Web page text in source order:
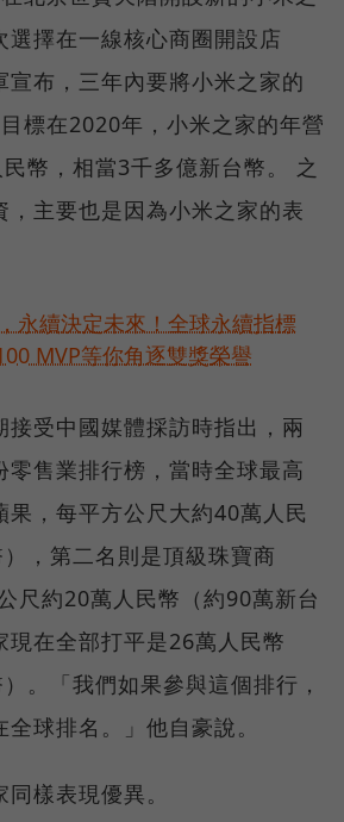
選擇在一線核心商圈開設店
宣布，三年內要將小米之家的
標在2020年，小米之家的年營
幣，相當3千多億新台幣。 之
，主要也是因為小米之家的表
永續決定未來！全球永續指標
MVP等你角逐雙獎榮譽
接受中國媒體採訪時指出，兩
零售業排行榜，當時全球最高
果，每平方公尺大約40萬人民
，第二名則是頂級珠寶商
尺約20萬人民幣（約90萬新台
現在全部打平是26萬人民幣
。「我們如果參與這個排行，
球排名。」他自豪說。
樣表現優異。